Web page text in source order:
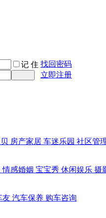
记 住 找回密码
立即注册
房产家居 车迷乐园 社区管
情感婚姻 宝宝秀 休闲娱乐 摄
友 汽车保养 购车咨询